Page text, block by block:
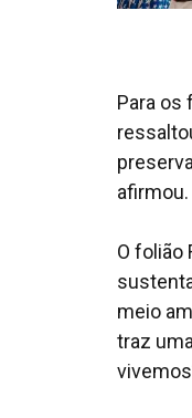
Para os
afirmou.
O folião
meio
traz